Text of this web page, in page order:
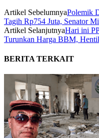
Artikel SebelumnyaPolemik
Tagih Rp754 Juta, Senator
Artikel SelanjutnyaHari ini
Turunkan Harga BBM,
BERITA TERKAIT